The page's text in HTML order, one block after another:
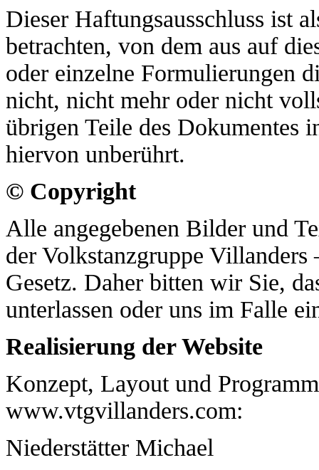
Dieser Haftungsausschluss ist
betrachten, von dem aus auf
oder einzelne Formulierungen
nicht, nicht mehr oder nicht
übrigen Teile des Dokumentes
hiervon unberührt.
© Copyright
Alle angegebenen Bilder und
der Volkstanzgruppe
Gesetz. Daher bitten wir Sie,
unterlassen oder uns im Falle
Realisierung der Website
Konzept, Layout und
www.vtgvillanders.com:
Niederstätter Michael